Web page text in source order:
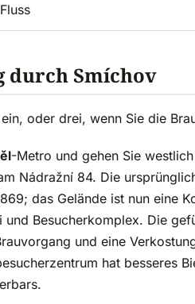
durch Smíchov
oder drei, wenn Sie die
-Metro und gehen Sie
Nádražní 84. Die
das Gelände ist nun eine
und Besucherkomplex. Die
und eine
hat besseres